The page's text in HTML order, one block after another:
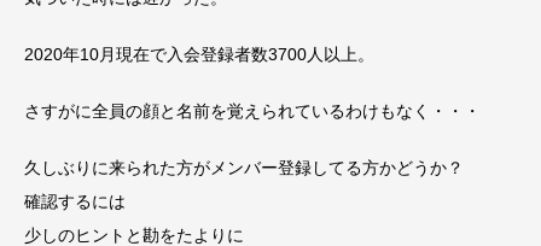
2020年10月現在で入会登録者数3700人以上。
さすがに全員の顔と名前を覚えられているわけもなく・・・
久しぶりに来られた方がメンバー登録してる方かどうか？
確認するには
少しのヒントと勘をたよりに